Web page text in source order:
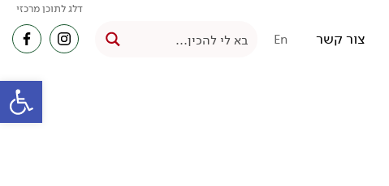
דלג לתוכן מרכזי
צור קשר En
פתח